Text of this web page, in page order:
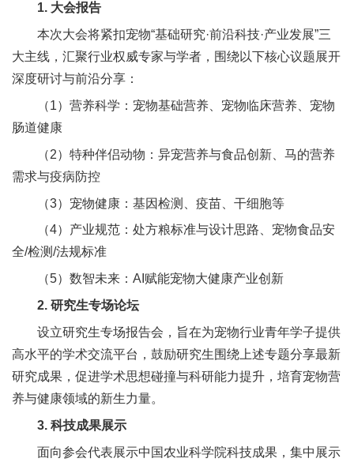
1. 大会报告
本次大会将紧扣宠物“基础研究·前沿科技·产业发展”三
大主线，汇聚行业权威专家与学者，围绕以下核心议题展开
深度研讨与前沿分享：
（1）营养科学：宠物基础营养、宠物临床营养、宠物
肠道健康
（2）特种伴侣动物：异宠营养与食品创新、马的营养
需求与疫病防控
（3）宠物健康：基因检测、疫苗、干细胞等
（4）产业规范：处方粮标准与设计思路、宠物食品安
全/检测/法规标准
（5）数智未来：AI赋能宠物大健康产业创新
2. 研究生专场论坛
设立研究生专场报告会，旨在为宠物行业青年学子提供
高水平的学术交流平台，鼓励研究生围绕上述专题分享最新
研究成果，促进学术思想碰撞与科研能力提升，培育宠物营
养与健康领域的新生力量。
3. 科技成果展示
面向参会代表展示中国农业科学院科技成果，集中展示